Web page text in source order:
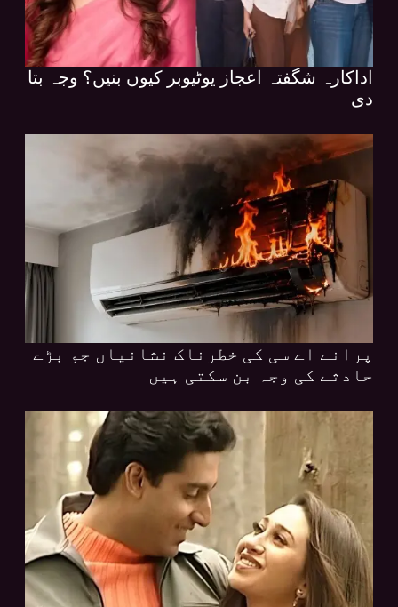
اداکارہ شگفتہ اعجاز یوٹیوبر کیوں بنیں؟ وجہ بتا
دی
پرانے اے سی کی خطرناک نشانیاں جو بڑے
حادثے کی وجہ بن سکتی ہیں